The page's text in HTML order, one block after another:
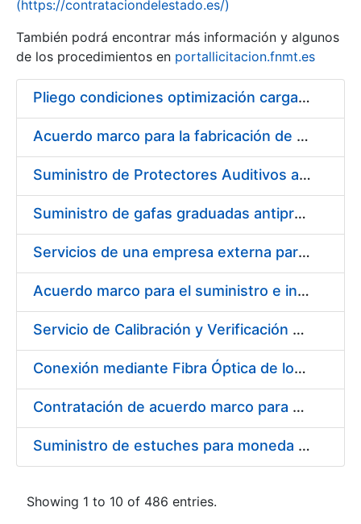
Show/Hide
(https://contrataciondelestado.es/)
También podrá encontrar más información y algunos
de los procedimientos en portallicitacion.fnmt.es
Pliego condiciones optimización cargas compras firmado
Acuerdo marco para la fabricación de piezas
Suministro de Protectores Auditivos a medida para las personas trabajadoras de los Centros de Trabajo de Madrid y Burgos
Suministro de gafas graduadas antiproyecciones para los trabajadores de la FNMT-RCM en los centros de trabajo de Madrid y Burgos
Servicios de una empresa externa para el asesoramiento y resolución de los recursos de alzada que se presentan relacionados con procesos de selección para la FNMT-RCM
Acuerdo marco para el suministro e instalación de persianas, estores y otros complementos
Servicio de Calibración y Verificación Externa de los Equipos de Medición del Servicio de Prevención de la FNMT-RCM
Conexión mediante Fibra Óptica de los Centros de Proceso de Datos (CPDs) de las sedes de la FNMT-RCM de Burgos y Madrid
Contratación de acuerdo marco para el Suministro de Material de Electricidad para la Fábrica Nacional de Moneda y Timbre-Real Casa de la Moneda en su centro de trabajo de Burgos
Suministro de estuches para moneda de 30 €
Showing 1 to 10 of 486 entries.